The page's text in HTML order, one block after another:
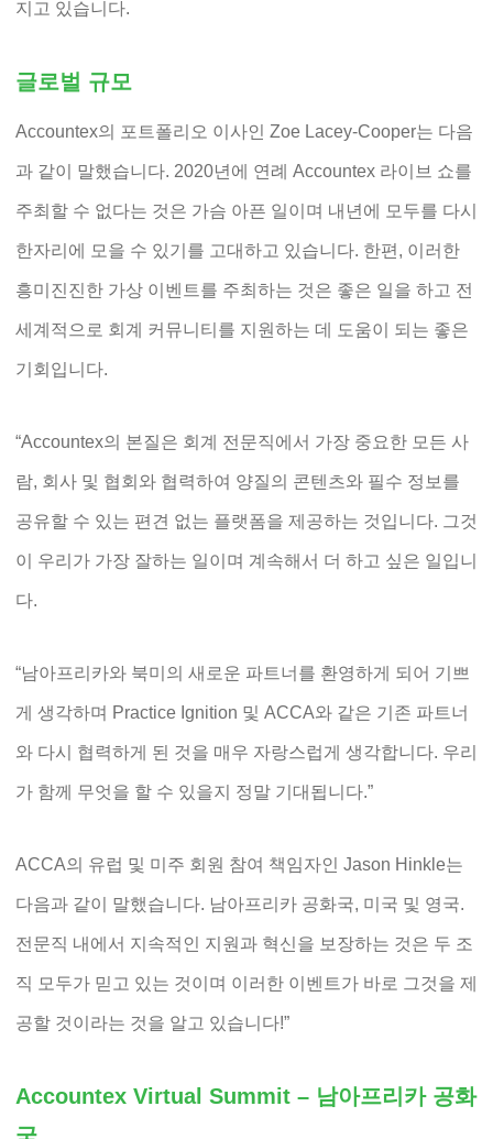
지고 있습니다.
글로벌 규모
Accountex의 포트폴리오 이사인 Zoe Lacey-Cooper는 다음
과 같이 말했습니다. 2020년에 연례 Accountex 라이브 쇼를
주최할 수 없다는 것은 가슴 아픈 일이며 내년에 모두를 다시
한자리에 모을 수 있기를 고대하고 있습니다. 한편, 이러한
흥미진진한 가상 이벤트를 주최하는 것은 좋은 일을 하고 전
세계적으로 회계 커뮤니티를 지원하는 데 도움이 되는 좋은
기회입니다.
“Accountex의 본질은 회계 전문직에서 가장 중요한 모든 사
람, 회사 및 협회와 협력하여 양질의 콘텐츠와 필수 정보를
공유할 수 있는 편견 없는 플랫폼을 제공하는 것입니다. 그것
이 우리가 가장 잘하는 일이며 계속해서 더 하고 싶은 일입니
다.
“남아프리카와 북미의 새로운 파트너를 환영하게 되어 기쁘
게 생각하며 Practice Ignition 및 ACCA와 같은 기존 파트너
와 다시 협력하게 된 것을 매우 자랑스럽게 생각합니다. 우리
가 함께 무엇을 할 수 있을지 정말 기대됩니다.”
ACCA의 유럽 및 미주 회원 참여 책임자인 Jason Hinkle는
다음과 같이 말했습니다. 남아프리카 공화국, 미국 및 영국.
전문직 내에서 지속적인 지원과 혁신을 보장하는 것은 두 조
직 모두가 믿고 있는 것이며 이러한 이벤트가 바로 그것을 제
공할 것이라는 것을 알고 있습니다!”
Accountex Virtual Summit – 남아프리카 공화